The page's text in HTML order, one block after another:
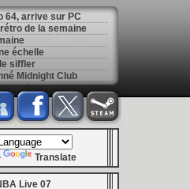
64, arrive sur PC
de la semaine
échelle
siffler
Midnight Club
cause
NSP
[
LS] [Switch] Switchroot met à jour Linux Ubuntu Jammy 22.04 et Noble 24.04 sur Nintendo Switch
[
GK] Mémoire cash - Bokujō Monogatari : que vous l'appeliez Harvest Moon ou Story of Seasons, le premier jeu de ferme a 30 ans
[
LS] [PS4] FBSR un premier modèle super-résolution et FSR 1 d'AMD débarquent sur PS4
remake
Translate